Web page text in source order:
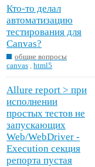
Кто-то делал
автоматизацию
тестирования для
Canvas?
общие вопросы
canvas ,html5
Allure report > при
исполнении
простых тестов не
запускающих
Web/WebDriver -
Execution секция
репорта пустая